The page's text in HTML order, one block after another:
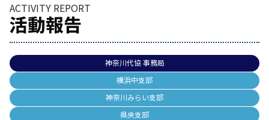
ACTIVITY REPORT
活動報告
神奈川代協 事務局
横浜中支部
神奈川みらい支部
県央支部